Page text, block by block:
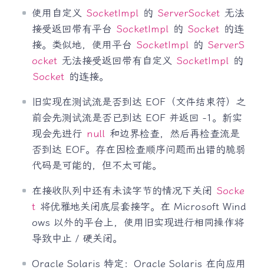
使用自定义 SocketImpl 的 ServerSocket 无法
接受返回带有平台 SocketImpl 的 Socket 的连
接。类似地，使用平台 SocketImpl 的 ServerS
ocket 无法接受返回带有自定义 SocketImpl 的
Socket 的连接。
旧实现在测试流是否到达 EOF（文件结束符）之
前会先测试流是否已到达 EOF 并返回 -1。新实
现会先进行 null 和边界检查，然后再检查流是
否到达 EOF。存在因检查顺序问题而出错的脆弱
代码是可能的，但不太可能。
在接收队列中还有未读字节的情况下关闭 Socke
t 将优雅地关闭底层套接字。在 Microsoft Wind
ows 以外的平台上，使用旧实现进行相同操作将
导致中止 / 硬关闭。
Oracle Solaris 特定：Oracle Solaris 在向应用